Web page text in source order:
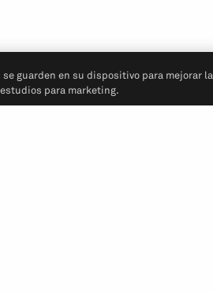
guarden en su dispositivo para mejorar la
para marketing.